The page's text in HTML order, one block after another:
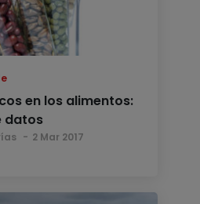
en los alimentos:
datos
2 Mar 2017